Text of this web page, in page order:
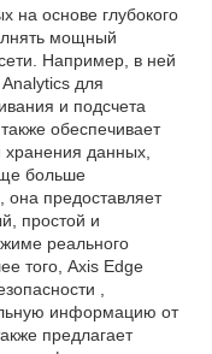
на основе глубокого
мощный
Например, в ней
для
и подсчета
обеспечивает
данных,
больше
предоставляет
простой и
реального
того, Axis Edge
,
информацию от
предлагает